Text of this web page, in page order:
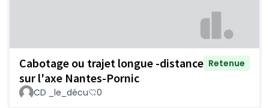
Cabotage ou trajet longue -distance
sur l'axe Nantes-Pornic
Retenue
CD _le_décu 0